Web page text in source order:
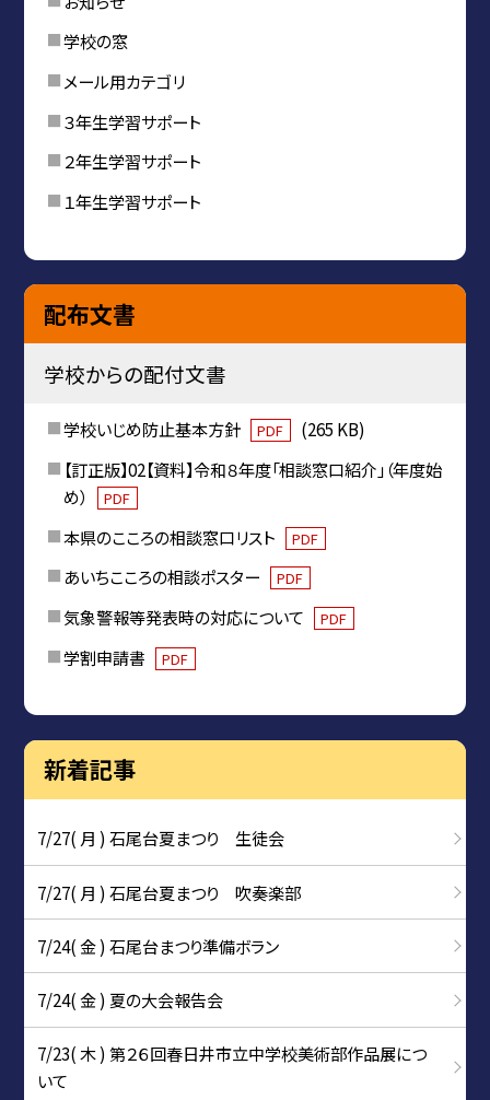
学校の窓
メール用カテゴリ
３年生学習サポート
２年生学習サポート
１年生学習サポート
配布文書
学校からの配付文書
学校いじめ防止基本方針 PDF
(265 KB)
【訂正版】02【資料】令和８年度「相談窓口紹介」（年度始
め）
PDF
本県のこころの相談窓口リスト PDF
あいちこころの相談ポスター PDF
気象警報等発表時の対応について PDF
学割申請書 PDF
新着記事
7/27( 月 ) 石尾台夏まつり 生徒会
7/27( 月 ) 石尾台夏まつり 吹奏楽部
7/24( 金 ) 石尾台まつり準備ボラン
7/24( 金 ) 夏の大会報告会
7/23( 木 ) 第２６回春日井市立中学校美術部作品展につ
いて